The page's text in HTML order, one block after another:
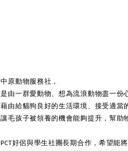
中原動物服務社，
是由一群愛動物、想為流浪動物盡一份
藉由給貓狗良好的生活環境、接受適當
讓毛孩子被領養的機會能夠提升，幫助
PCT好侶與學生社團長期合作，希望能